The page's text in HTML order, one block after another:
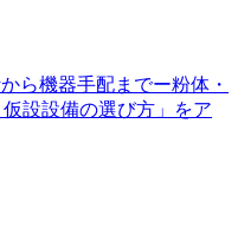
ら機器手配までー粉体・
設設備の選び方」をア